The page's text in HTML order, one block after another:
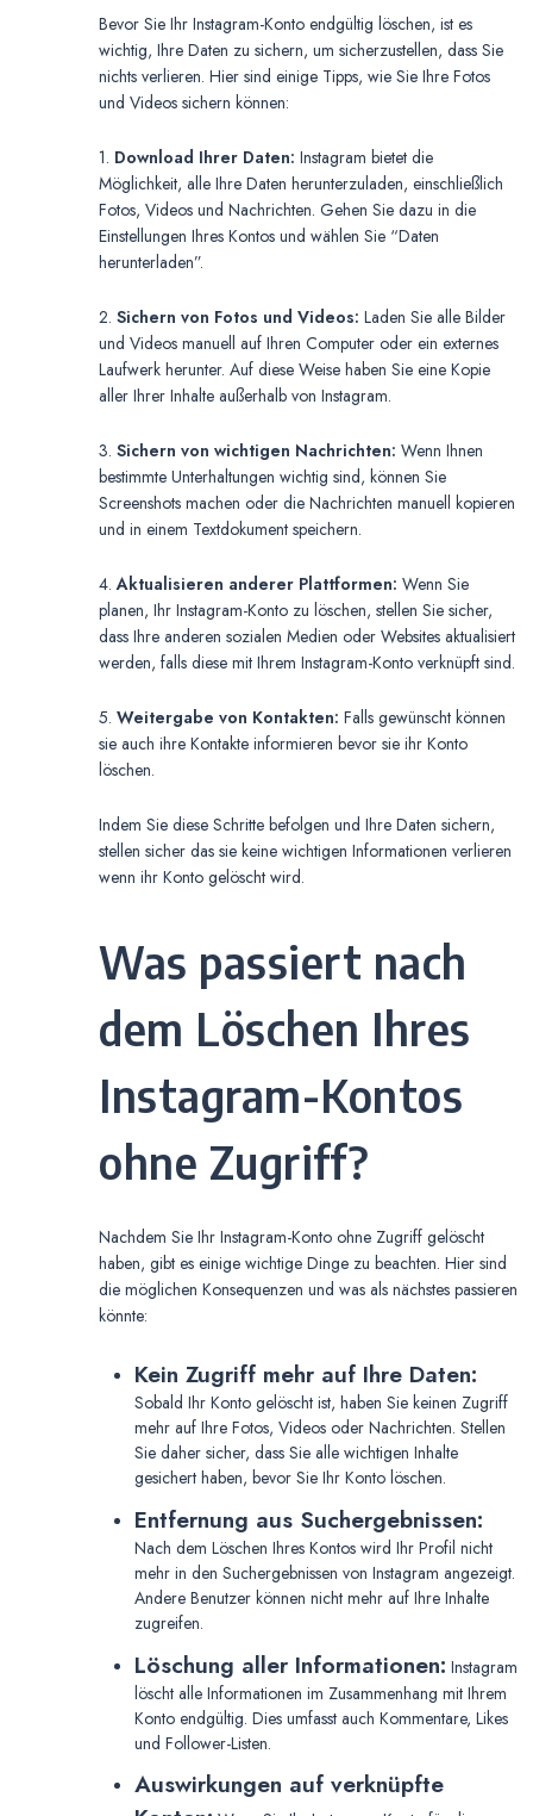
Bevor Sie Ihr Instagram-Konto endgültig löschen, ist es
wichtig, Ihre Daten zu sichern, um sicherzustellen, dass Sie
nichts verlieren. Hier sind einige Tipps, wie Sie Ihre Fotos
und Videos sichern können:
1. Download Ihrer Daten: Instagram bietet die
Möglichkeit, alle Ihre Daten herunterzuladen, einschließlich
Fotos, Videos und Nachrichten. Gehen Sie dazu in die
Einstellungen Ihres Kontos und wählen Sie “Daten
herunterladen”.
2. Sichern von Fotos und Videos: Laden Sie alle Bilder
und Videos manuell auf Ihren Computer oder ein externes
Laufwerk herunter. Auf diese Weise haben Sie eine Kopie
aller Ihrer Inhalte außerhalb von Instagram.
3. Sichern von wichtigen Nachrichten: Wenn Ihnen
bestimmte Unterhaltungen wichtig sind, können Sie
Screenshots machen oder die Nachrichten manuell kopieren
und in einem Textdokument speichern.
4.Aktualisieren anderer Plattformen: Wenn Sie
planen, Ihr Instagram-Konto zu löschen, stellen Sie sicher,
dass Ihre anderen sozialen Medien oder Websites aktualisiert
werden, falls diese mit Ihrem Instagram-Konto verknüpft sind.
5. Weitergabe von Kontakten: Falls gewünscht können
sie auch ihre Kontakte informieren bevor sie ihr Konto
löschen.
Indem Sie diese Schritte befolgen und Ihre Daten sichern,
stellen sicher das sie keine wichtigen Informationen verlieren
wenn ihr Konto gelöscht wird.
Was passiert nach
dem Löschen Ihres
Instagram-Kontos
ohne Zugriff?
Nachdem Sie Ihr Instagram-Konto ohne Zugriff gelöscht
haben, gibt es einige wichtige Dinge zu beachten. Hier sind
die möglichen Konsequenzen und was als nächstes passieren
könnte:
Kein Zugriff mehr auf Ihre Daten:
Sobald Ihr Konto gelöscht ist, haben Sie keinen Zugriff
mehr auf Ihre Fotos, Videos oder Nachrichten. Stellen
Sie daher sicher, dass Sie alle wichtigen Inhalte
gesichert haben, bevor Sie Ihr Konto löschen.
Entfernung aus Suchergebnissen:
Nach dem Löschen Ihres Kontos wird Ihr Profil nicht
mehr in den Suchergebnissen von Instagram angezeigt.
Andere Benutzer können nicht mehr auf Ihre Inhalte
zugreifen.
Löschung aller Informationen: Instagram
löscht alle Informationen im Zusammenhang mit Ihrem
Konto endgültig. Dies umfasst auch Kommentare, Likes
und Follower-Listen.
Auswirkungen auf verknüpfte